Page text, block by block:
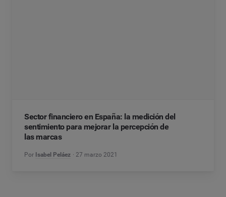
Sector financiero en España: la medición del
sentimiento para mejorar la percepción de
las marcas
Por Isabel Peláez 27 marzo 2021